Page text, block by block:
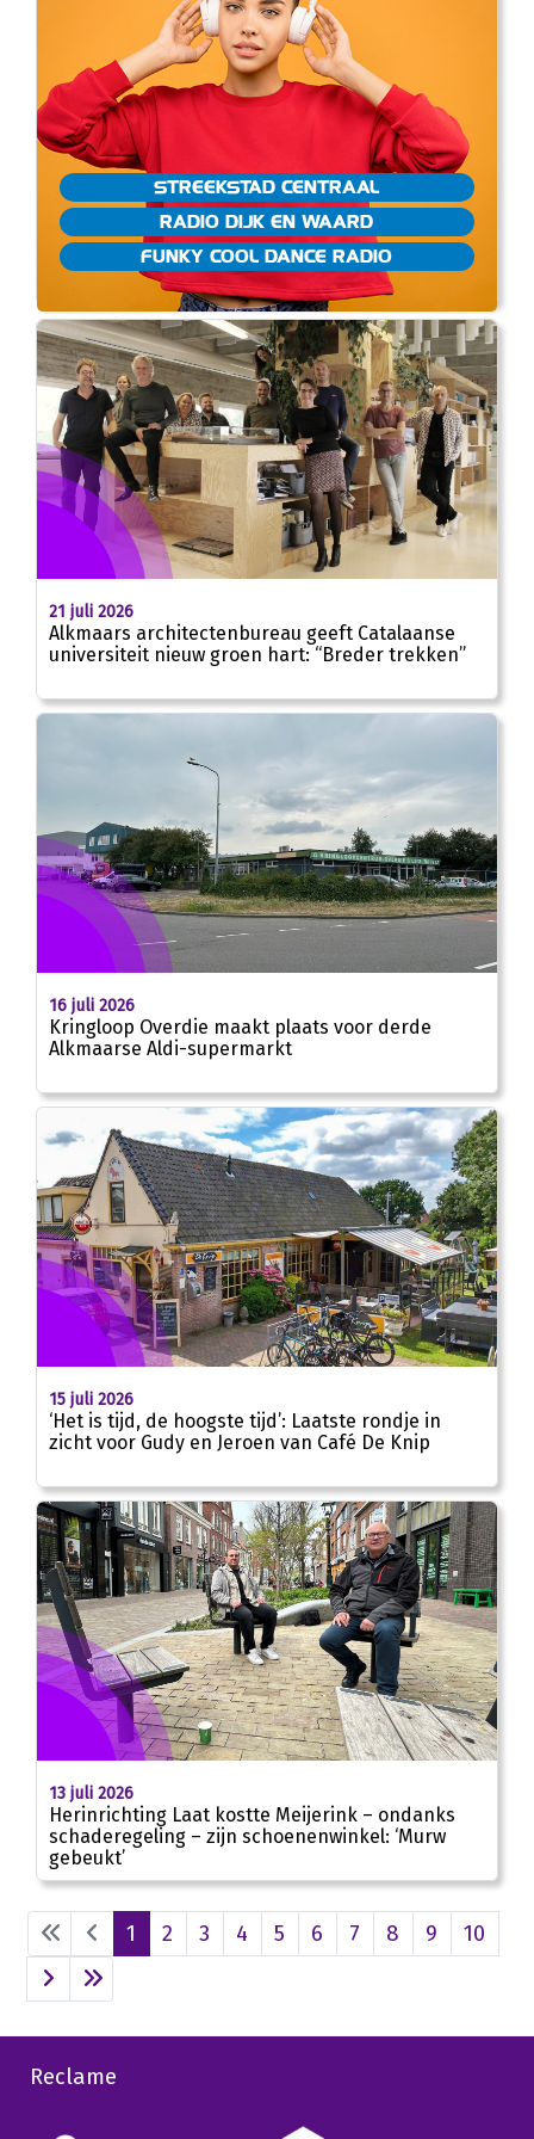
STREEKSTAD CENTRAAL
RADIO DIJK EN WAARD
FUNKY COOL DANCE RADIO
21 juli 2026
Alkmaars architectenbureau geeft Catalaanse
universiteit nieuw groen hart: “Breder trekken”
16 juli 2026
Kringloop Overdie maakt plaats voor derde
Alkmaarse Aldi-supermarkt
15 juli 2026
‘Het is tijd, de hoogste tijd’: Laatste rondje in
zicht voor Gudy en Jeroen van Café De Knip
13 juli 2026
Herinrichting Laat kostte Meijerink – ondanks
schaderegeling – zijn schoenenwinkel: ‘Murw
gebeukt’
1 2 3 4 5 6 7 8 9 10
Reclame